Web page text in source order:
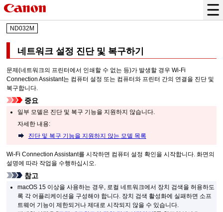
ND032M
네트워크 설정 진단 및 복구하기
문제(네트워크의 프린터에서 인쇄할 수 없는 등)가 발생할 경우Wi-Fi
Connection Assistant는 컴퓨터 설정 또는 컴퓨터와 프린터 간의 연결을 진단 및
복구합니다.
중요
일부 모델은 진단 및 복구 기능을 지원하지 않습니다.
자세한 내용:
진단 및 복구 기능을 지원하지 않는 모델 목록
Wi-Fi Connection Assistant를 시작하면 컴퓨터 설정 확인을 시작합니다. 화면의
설명에 따라 작업을 수행하십시오.
참고
macOS 15 이상을 사용하는 경우, 로컬 네트워크에서 장치 검색을 허용하도
록 각 어플리케이션을 구성해야 합니다. 장치 검색 활성화에 실패하면 소프
트웨어 기능이 제한되거나 제대로 시작되지 않을 수 있습니다.